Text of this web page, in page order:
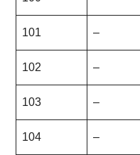
101 –
102 –
103 –
104 –